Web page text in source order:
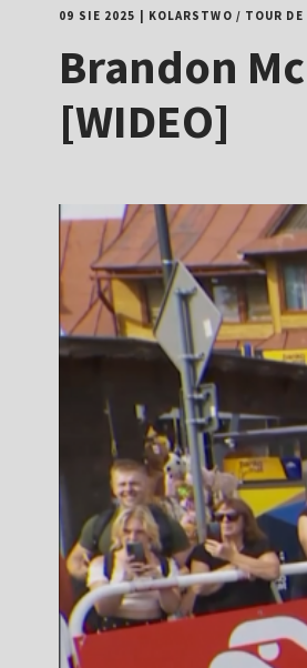
09 SIE 2025 KOLARSTWO / TOUR DE
Brandon
[WIDEO]